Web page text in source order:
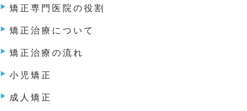
矯正専門医院の役割
矯正治療について
矯正治療の流れ
小児矯正
成人矯正